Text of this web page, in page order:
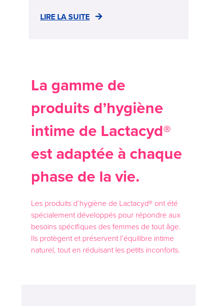
LIRE LA SUITE
La gamme de
produits d’hygiène
intime de Lactacyd®
est adaptée à chaque
phase de la vie.
Les produits d’hygiène de Lactacyd® ont été
spécialement développés pour répondre aux
besoins spécifiques des femmes de tout âge.
Ils protègent et préservent l’équilibre intime
naturel, tout en réduisant les petits inconforts.